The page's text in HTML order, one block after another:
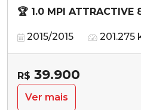
🏆 1.0 MPI ATTRACTIVE
2015/2015 201.275
R$ 39.900
Ver mais